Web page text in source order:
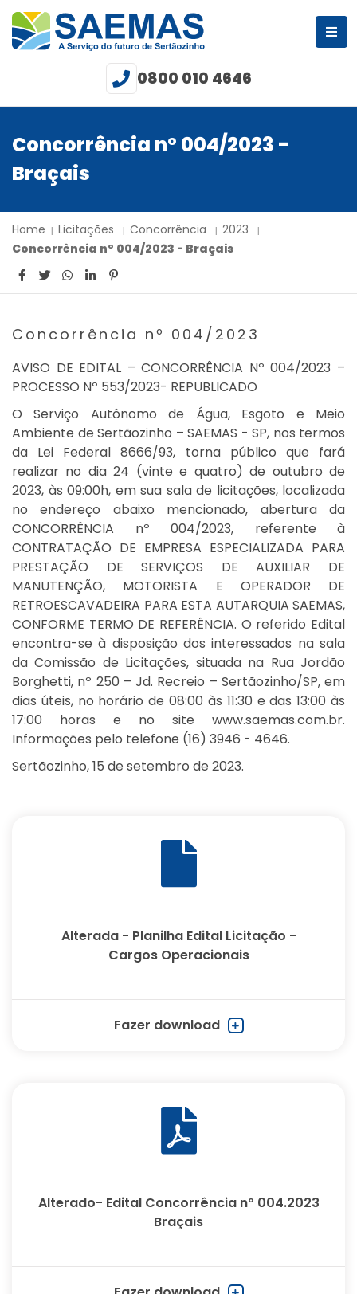
0800 010 4646
Concorrência nº 004/2023 -
Braçais
Home Licitações Concorrência
2023
Concorrência nº 004/2023 - Braçais
Concorrência nº 004/2023
AVISO DE EDITAL – CONCORRÊNCIA Nº 004/2023 –
PROCESSO Nº 553/2023- REPUBLICADO
O Serviço Autônomo de Água, Esgoto e Meio
Ambiente de Sertãozinho – SAEMAS - SP, nos termos
da Lei Federal 8666/93, torna público que fará
realizar no dia 24 (vinte e quatro) de outubro de
2023, às 09:00h, em sua sala de licitações, localizada
no endereço abaixo mencionado, abertura da
CONCORRÊNCIA nº 004/2023, referente à
CONTRATAÇÃO DE EMPRESA ESPECIALIZADA PARA
PRESTAÇÃO DE SERVIÇOS DE AUXILIAR DE
MANUTENÇÃO, MOTORISTA E OPERADOR DE
RETROESCAVADEIRA PARA ESTA AUTARQUIA SAEMAS,
CONFORME TERMO DE REFERÊNCIA. O referido Edital
encontra-se à disposição dos interessados na sala
da Comissão de Licitações, situada na Rua Jordão
Borghetti, nº 250 – Jd. Recreio – Sertãozinho/SP, em
dias úteis, no horário de 08:00 às 11:30 e das 13:00 às
17:00 horas e no site www.saemas.com.br.
Informações pelo telefone (16) 3946 - 4646.
Sertãozinho, 15 de setembro de 2023.
Alterada - Planilha Edital Licitação -
Cargos Operacionais
Fazer download
Alterado- Edital Concorrência nº 004.2023
Braçais